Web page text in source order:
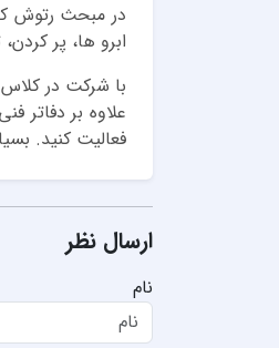
در مبحث رتوش
ابرو ها، پر
با شرکت در کلاس
علاوه بر دفاتر
فعالیت کنید.
ارسال نظر
نام